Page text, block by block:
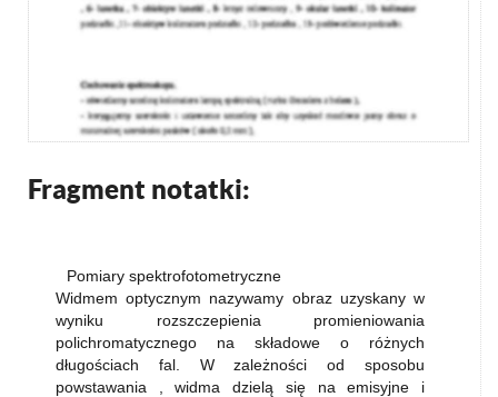
Fragment notatki:
Pomiary spektrofotometryczne
Widmem optycznym nazywamy obraz uzyskany w
wyniku rozszczepienia promieniowania
polichromatycznego na składowe o różnych
długościach fal. W zależności od sposobu
powstawania , widma dzielą się na emisyjne i